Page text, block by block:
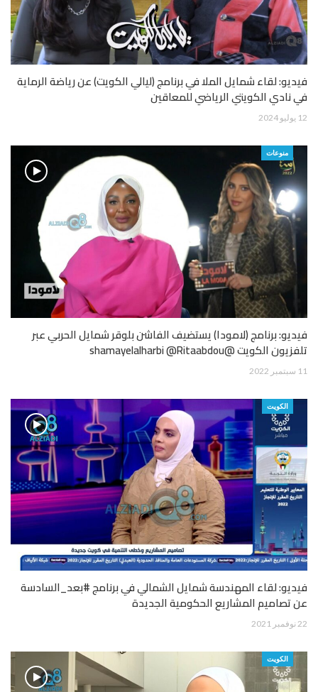
فيديو: لقاء شمايل الملا في برنامج (ليالي الكويت) عن رياضة الرماية
في نادي الكويتي الرياضي للمعاقين
12 يوليو 2024
منوعات
فيديو: برنامج (لامودا) يستضيف الفاشن بلوقر شمايل الحربي عبر
تلفزيون الكويت @shamayelalharbi @Ritaabdou
11 سبتمبر 2022
الكويت
فيديو: لقاء المهندسة شمايل الشمالي في برنامج #بعد_السادسة
عن تصاميم المشاريع الحكومية الجديدة
22 نوفمبر 2021
الكويت